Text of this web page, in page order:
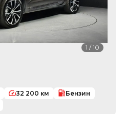
1 /10
32 200 км
Бензин